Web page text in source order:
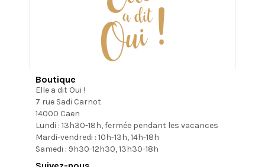
Boutique
Elle a dit Oui !
7 rue Sadi Carnot
14000 Caen
Lundi : 13h30-18h, fermée pendant les vacances
Mardi-vendredi : 10h-13h, 14h-18h
Samedi : 9h30-12h30, 13h30-18h